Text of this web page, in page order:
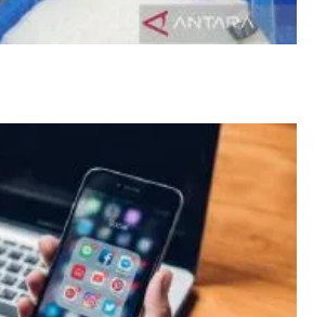
fitrah untuk diri sendiri dan